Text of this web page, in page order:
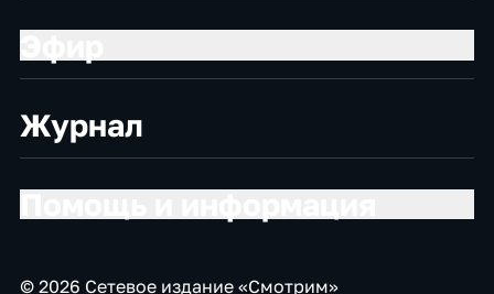
Журнал
© 2026 Сетевое издание «Смотрим»